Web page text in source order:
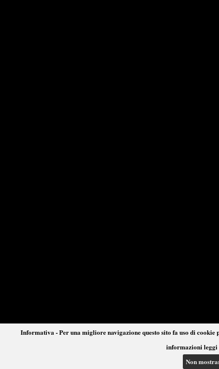
Informativa - Per una migliore navigazione questo sito fa uso di
informazioni leggi
Non